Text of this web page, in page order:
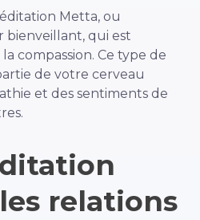
Metta, ou
bienveillant, qui est
compassion. Ce type de
de votre cerveau
et des sentiments de
relations